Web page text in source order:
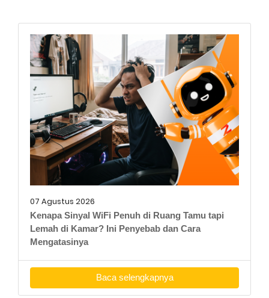
07 Agustus 2026
Kenapa Sinyal WiFi Penuh di Ruang Tamu tapi
Lemah di Kamar? Ini Penyebab dan Cara
Mengatasinya
Baca selengkapnya